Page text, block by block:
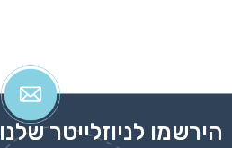
הירשמו לניוזלייטר שלנו